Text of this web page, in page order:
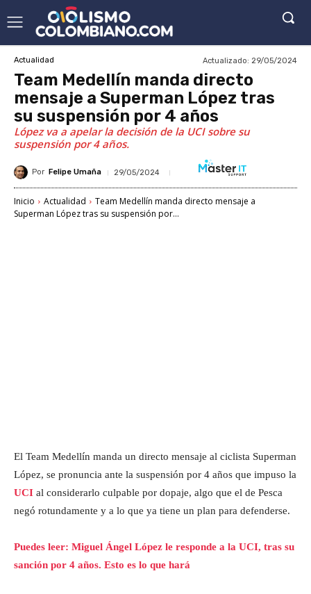
Actualidad Actualizado: 29/05/2024
Team Medellín manda directo
mensaje a Superman López tras
su suspensión por 4 años
López va a apelar la decisión de la UCI sobre su
suspensión por 4 años.
Por Felipe Umaña 29/05/2024
Inicio Actualidad
Team Medellín manda directo mensaje a
Superman López tras su suspensión por...
El Team Medellín manda un directo mensaje al ciclista Superman
López, se pronuncia ante la suspensión por 4 años que impuso la
UCI al considerarlo culpable por dopaje, algo que el de Pesca
negó rotundamente y a lo que ya tiene un plan para defenderse.
Puedes leer: Miguel Ángel López le responde a la UCI, tras su
sanción por 4 años. Esto es lo que hará